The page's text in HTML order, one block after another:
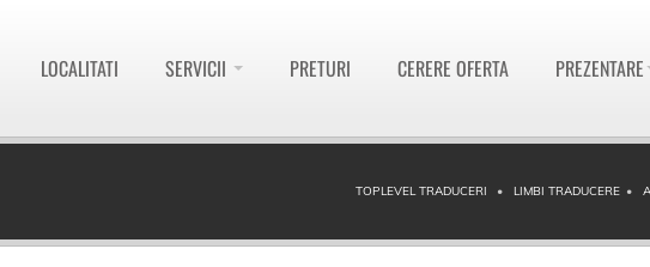
LOCALITATI SERVICII PRETURI CERERE OFERTA PREZENTARE
TOPLEVEL TRADUCERI LIMBI TRADUCERE